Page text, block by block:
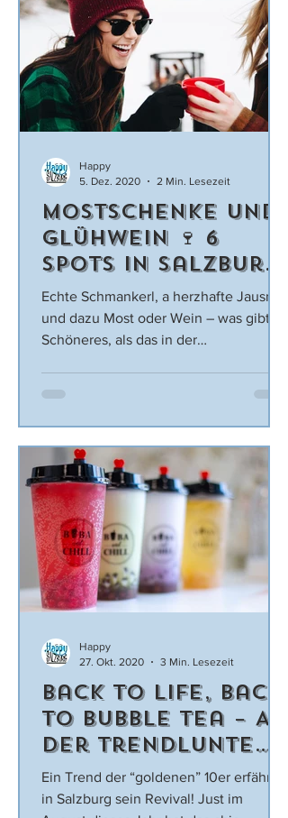
Mostschenke und
Glühwein 🍷 6
Spots in Salzburg,
die du (bald)
besuchen
solltest
Echte Schmankerl, a herzhafte Jausn
und dazu Most oder Wein – was gibt es
Schöneres, als das in der
Happy
5. Dez. 2020
2 Min. Lesezeit
Back to Life, Back
to Bubble Tea – An
der Trendlunte
riechen im Boba &
Chill
Ein Trend der “goldenen” 10er erfährt
in Salzburg sein Revival! Just im
Happy
27. Okt. 2020
3 Min. Lesezeit